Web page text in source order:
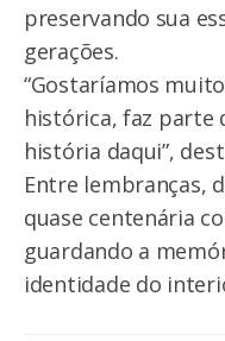
preservando sua
gerações.
“Gostaríamos
histórica, faz parte
história daqui”,
Entre lembranças,
quase centenária
guardando a
identidade do